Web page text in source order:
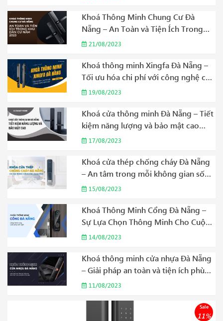
Khoá Thông Minh Chung Cư Đà
Nẵng – An Toàn và Tiện Ích Trong
Khu Dân Cư Năm 2023
21/08/2023
Khoá thông minh Xingfa Đà Nẵng –
Tối ưu hóa chi phí với công nghệ cao
cấp Năm 2023
19/08/2023
Khoá cửa thông minh Đà Nẵng – Tiết
kiệm năng lượng và bảo mật cao
Năm 2023
17/08/2023
Khoá cửa thép chống cháy Đà Nẵng
– An tâm trong mỗi không gian sống
Năm 2023
15/08/2023
Khoá Thông Minh Cổng Đà Nẵng –
Sự Lựa Chọn Thông Minh Cho Cuộc
Sống Hiện Đại Năm 2023
14/08/2023
Khoá thông minh cửa nhựa Đà Nẵng
– Giải pháp an toàn và tiện ích phù
hợp cho gia đình của bạn Năm 2023
11/08/2023
Sale
11%